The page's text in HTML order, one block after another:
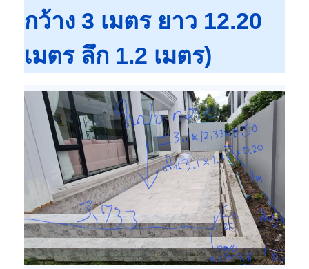
กว้าง 3 เมตร ยาว 12.20
เมตร ลึก 1.2 เมตร)